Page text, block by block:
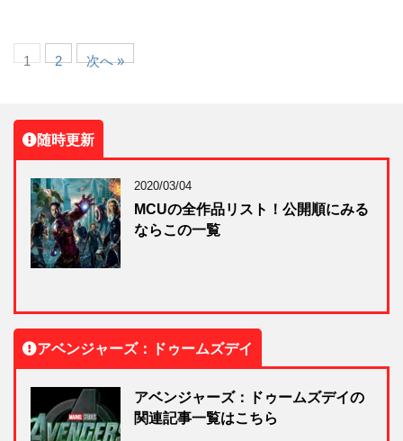
1 2 次へ »
随時更新
2020/03/04
MCUの全作品リスト！公開順にみる
ならこの一覧
アベンジャーズ：ドゥームズデイ
アベンジャーズ：ドゥームズデイの
関連記事一覧はこちら